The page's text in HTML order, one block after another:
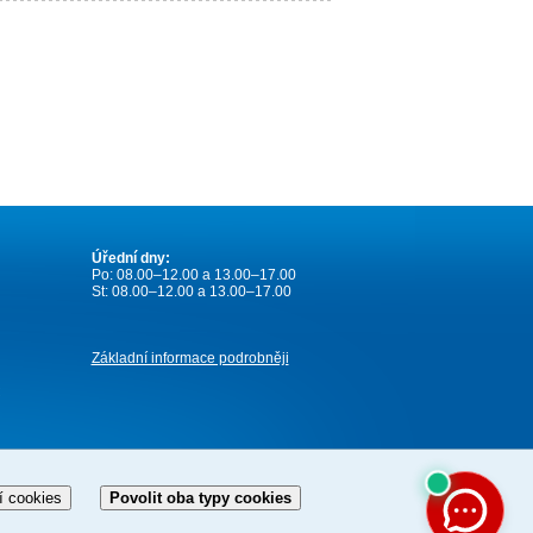
Úřední dny:
Po: 08.00–12.00 a 13.00–17.00
St: 08.00–12.00 a 13.00–17.00
Základní informace podrobněji
cookies Povolit oba typy cookies